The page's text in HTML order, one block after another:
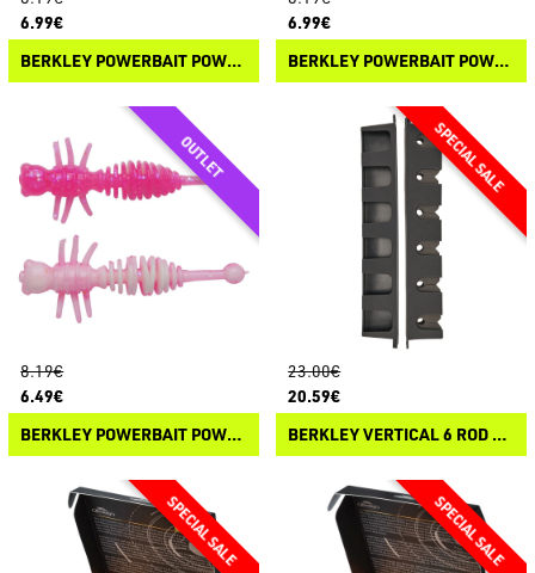
6.99€
BERKLEY POWERBAIT POWER PILLAR
6.99€
BERKLEY POWERBAIT POWER CURLY
8.19€
6.49€
BERKLEY POWERBAIT POWER LARVAE
23.00€
20.59€
BERKLEY VERTICAL 6 ROD RACK